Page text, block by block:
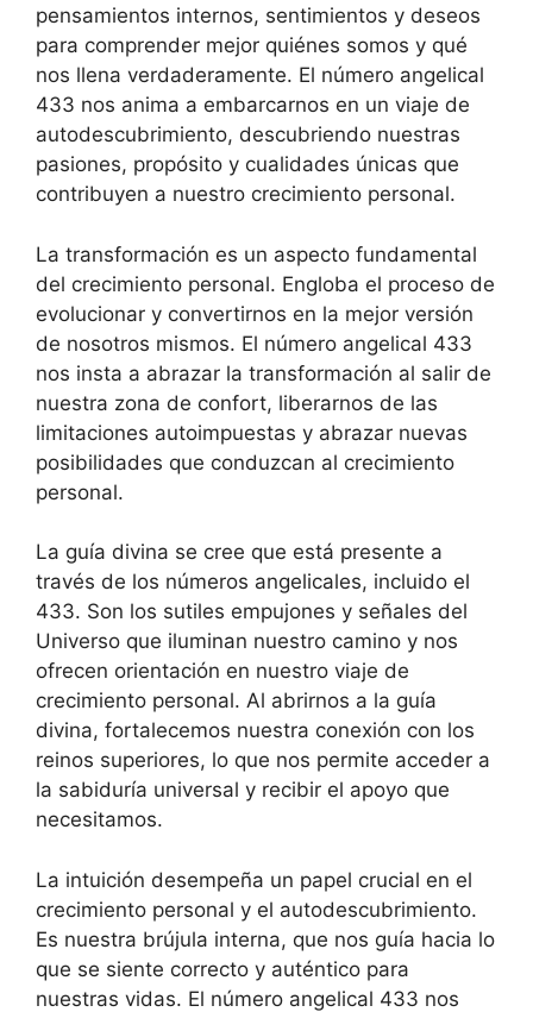
pensamientos internos, sentimientos y deseos
para comprender mejor quiénes somos y qué
nos llena verdaderamente. El número angelical
433 nos anima a embarcarnos en un viaje de
autodescubrimiento, descubriendo nuestras
pasiones, propósito y cualidades únicas que
contribuyen a nuestro crecimiento personal.
La transformación es un aspecto fundamental
del crecimiento personal. Engloba el proceso de
evolucionar y convertirnos en la mejor versión
de nosotros mismos. El número angelical 433
nos insta a abrazar la transformación al salir de
nuestra zona de confort, liberarnos de las
limitaciones autoimpuestas y abrazar nuevas
posibilidades que conduzcan al crecimiento
personal.
La guía divina se cree que está presente a
través de los números angelicales, incluido el
433. Son los sutiles empujones y señales del
Universo que iluminan nuestro camino y nos
ofrecen orientación en nuestro viaje de
crecimiento personal. Al abrirnos a la guía
divina, fortalecemos nuestra conexión con los
reinos superiores, lo que nos permite acceder a
la sabiduría universal y recibir el apoyo que
necesitamos.
La intuición desempeña un papel crucial en el
crecimiento personal y el autodescubrimiento.
Es nuestra brújula interna, que nos guía hacia lo
que se siente correcto y auténtico para
nuestras vidas. El número angelical 433 nos